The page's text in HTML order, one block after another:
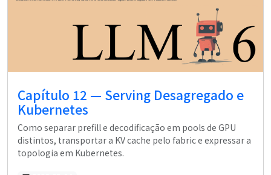
Capítulo 12 — Serving Desagregado e
Kubernetes
Como separar prefill e decodificação em pools de GPU
distintos, transportar a KV cache pelo fabric e expressar a
topologia em Kubernetes.